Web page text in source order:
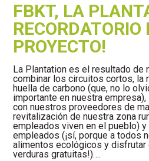
FBKT, LA
RECORDATORIO
PROYECTO!
La Plantation es el resultado de
combinar los circuitos cortos, la
huella de carbono (que, no lo
importante en nuestra
con nuestros proveedores de
revitalización de nuestra zona
empleados viven en el pueblo)
empleados (¡sí, porque a todos
alimentos ecológicos y
verduras gratuitas!)….